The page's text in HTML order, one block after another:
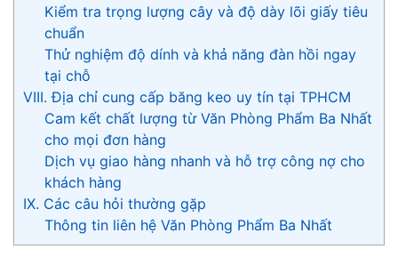
Kiểm tra trọng lượng cây và độ dày lõi giấy tiêu
chuẩn
Thử nghiệm độ dính và khả năng đàn hồi ngay
tại chỗ
VIII. Địa chỉ cung cấp băng keo uy tín tại TPHCM
Cam kết chất lượng từ Văn Phòng Phẩm Ba Nhất
cho mọi đơn hàng
Dịch vụ giao hàng nhanh và hỗ trợ công nợ cho
khách hàng
IX. Các câu hỏi thường gặp
Thông tin liên hệ Văn Phòng Phẩm Ba Nhất